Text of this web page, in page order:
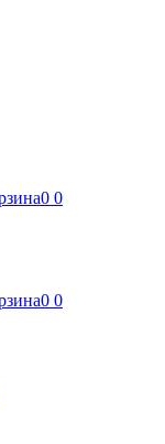
0 0
0 0